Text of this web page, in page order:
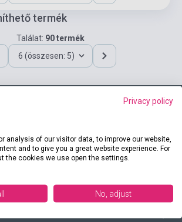
termék
Találat: 90 termék
6 (összesen: 5)
Privacy policy
analysis of our visitor data, to improve our website,
and to give you a great website experience. For
the cookies we use open the settings.
No, adjust